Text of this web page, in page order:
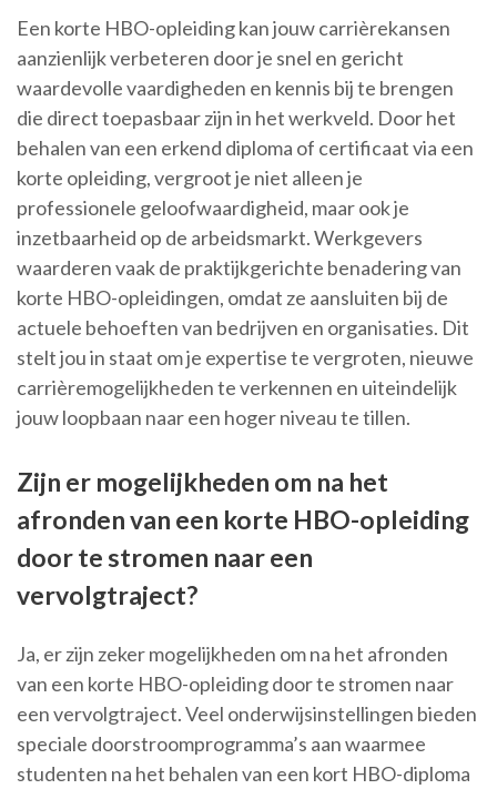
Een korte HBO-opleiding kan jouw carrièrekansen
aanzienlijk verbeteren door je snel en gericht
waardevolle vaardigheden en kennis bij te brengen
die direct toepasbaar zijn in het werkveld. Door het
behalen van een erkend diploma of certificaat via een
korte opleiding, vergroot je niet alleen je
professionele geloofwaardigheid, maar ook je
inzetbaarheid op de arbeidsmarkt. Werkgevers
waarderen vaak de praktijkgerichte benadering van
korte HBO-opleidingen, omdat ze aansluiten bij de
actuele behoeften van bedrijven en organisaties. Dit
stelt jou in staat om je expertise te vergroten, nieuwe
carrièremogelijkheden te verkennen en uiteindelijk
jouw loopbaan naar een hoger niveau te tillen.
Zijn er mogelijkheden om na het
afronden van een korte HBO-opleiding
door te stromen naar een
vervolgtraject?
Ja, er zijn zeker mogelijkheden om na het afronden
van een korte HBO-opleiding door te stromen naar
een vervolgtraject. Veel onderwijsinstellingen bieden
speciale doorstroomprogramma’s aan waarmee
studenten na het behalen van een kort HBO-diploma